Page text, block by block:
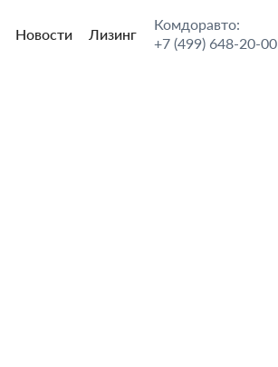
Новости Лизинг
Комдоравто:
+7 (499) 648-20-00